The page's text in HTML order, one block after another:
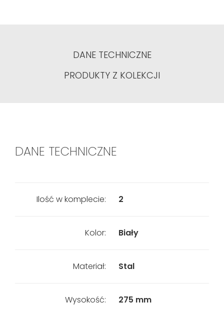
DANE TECHNICZNE
PRODUKTY Z KOLEKCJI
DANE TECHNICZNE
Ilość w komplecie: 2
Kolor: Biały
Materiał: Stal
Wysokość: 275 mm